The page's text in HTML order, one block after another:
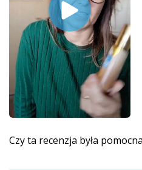
Czy ta recenzja była